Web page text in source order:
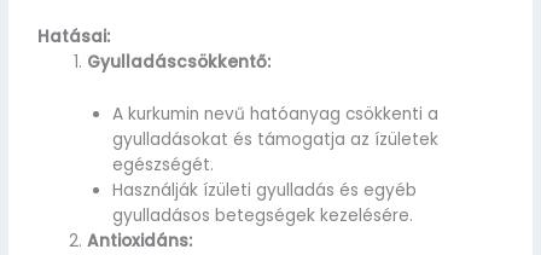
Hatásai:
Gyulladáscsökkentő:
A kurkumin nevű hatóanyag csökkenti a
gyulladásokat és támogatja az ízületek
egészségét.
Használják ízületi gyulladás és egyéb
gyulladásos betegségek kezelésére.
Antioxidáns: